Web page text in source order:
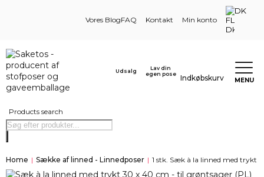
Vores BlogFAQ Kontakt Min konto
DK
Products search
Udsalg
Lav din
egen pose
Indkøbskurv MENU
Home | Sække af linned - Linnedposer | 1 stk. Sæk à la linned med trykt